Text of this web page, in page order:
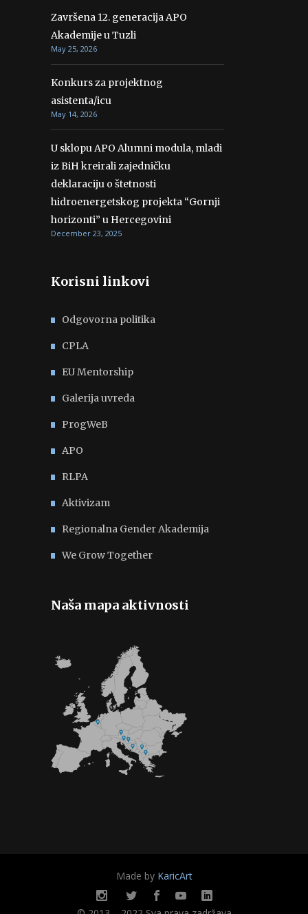
Završena 12. generacija APO
Akademije u Tuzli
May 25, 2026
Konkurs za projektnog
asistenta/icu
May 14, 2026
U sklopu APO Alumni modula, mladi
iz BiH kreirali zajedničku
deklaraciju o štetnosti
hidroenergetskog projekta “Gornji
horizonti” u Hercegovini
December 23, 2025
Korisni linkovi
Odgovorna politika
CPLA
EU Mentorship
Galerija uvreda
ProgWeB
APO
RLPA
Aktivizam
Regionalna Gender Akademija
We Grow Together
Naša mapa aktivnosti
Made by KaricArt